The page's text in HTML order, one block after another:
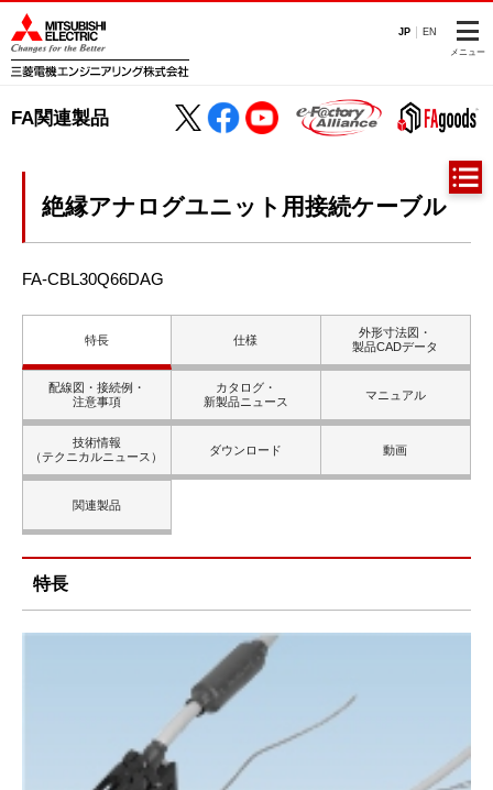
JP EN
メニュー
FA関連製品
絶縁アナログユニット用接続ケーブル
FA-CBL30Q66DAG
特長 仕様
外形寸法図・
製品CADデータ
配線図・接続例・
注意事項
カタログ・
新製品ニュース
マニュアル
技術情報
（テクニカルニュース）
ダウンロード 動画
関連製品
特長